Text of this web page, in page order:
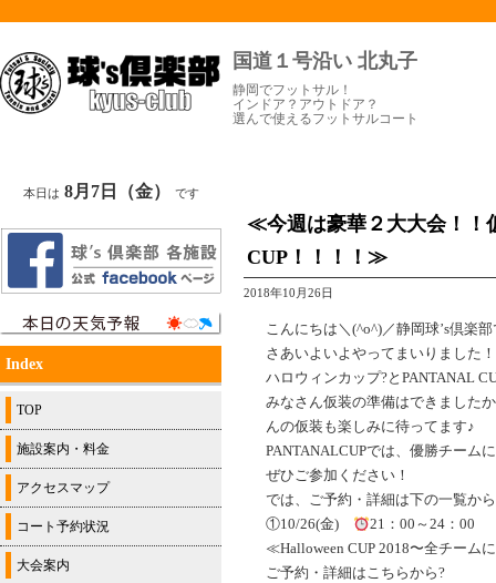
国道１号沿い 北丸子
静岡でフットサル！
インドア？アウトドア？
選んで使えるフットサルコート
≪今週は豪華２大大会！！
CUP！！！！≫
2018年10月26日
こんにちは＼(^o^)／静岡球’s倶楽
さあいよいよやってまいりました
ハロウィンカップ?とPANTANAL
みなさん仮装の準備はできました
んの仮装も楽しみに待ってます♪
PANTANALCUPでは、優勝チーム
ぜひご参加ください！
では、ご予約・詳細は下の一覧か
①10/26(金)
21：00～24：00
≪Halloween CUP 2018〜全チーム
ご予約・詳細はこちらから?
本日は 8月7日（金） です
Index
TOP
施設案内・料金
アクセスマップ
コート予約状況
大会案内